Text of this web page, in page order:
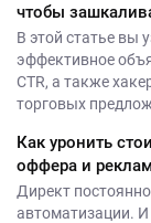
чтобы
В этой статье вы
эффективное
CTR, а также
торговых
Как уронить
оффера и
Директ
автоматизации. И